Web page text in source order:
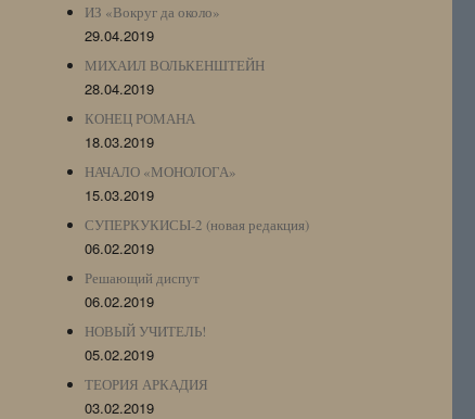
ИЗ «Вокруг да около»
29.04.2019
МИХАИЛ ВОЛЬКЕНШТЕЙН
28.04.2019
КОНЕЦ РОМАНА
18.03.2019
НАЧАЛО «МОНОЛОГА»
15.03.2019
СУПЕРКУКИСЫ-2 (новая редакция)
06.02.2019
Решающий диспут
06.02.2019
НОВЫЙ УЧИТЕЛЬ!
05.02.2019
ТЕОРИЯ АРКАДИЯ
03.02.2019